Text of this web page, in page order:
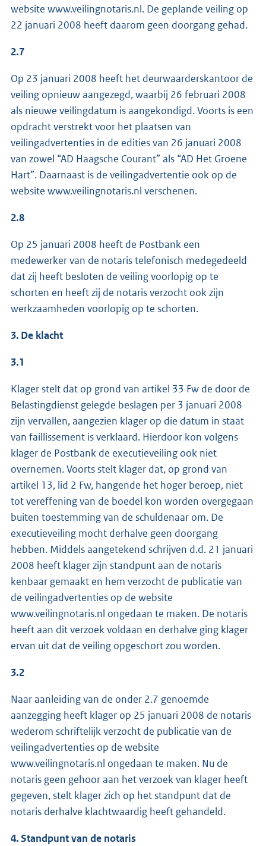
website www.veilingnotaris.nl. De geplande veiling op
22 januari 2008 heeft daarom geen doorgang gehad.
2.7
Op 23 januari 2008 heeft het deurwaarderskantoor de
veiling opnieuw aangezegd, waarbij 26 februari 2008
als nieuwe veilingdatum is aangekondigd. Voorts is een
opdracht verstrekt voor het plaatsen van
veilingadvertenties in de edities van 26 januari 2008
van zowel “AD Haagsche Courant” als “AD Het Groene
Hart”. Daarnaast is de veilingadvertentie ook op de
website www.veilingnotaris.nl verschenen.
2.8
Op 25 januari 2008 heeft de Postbank een
medewerker van de notaris telefonisch medegedeeld
dat zij heeft besloten de veiling voorlopig op te
schorten en heeft zij de notaris verzocht ook zijn
werkzaamheden voorlopig op te schorten.
3. De klacht
3.1
Klager stelt dat op grond van artikel 33 Fw de door de
Belastingdienst gelegde beslagen per 3 januari 2008
zijn vervallen, aangezien klager op die datum in staat
van faillissement is verklaard. Hierdoor kon volgens
klager de Postbank de executieveiling ook niet
overnemen. Voorts stelt klager dat, op grond van
artikel 13, lid 2 Fw, hangende het hoger beroep, niet
tot vereffening van de boedel kon worden overgegaan
buiten toestemming van de schuldenaar om. De
executieveiling mocht derhalve geen doorgang
hebben. Middels aangetekend schrijven d.d. 21 januari
2008 heeft klager zijn standpunt aan de notaris
kenbaar gemaakt en hem verzocht de publicatie van
de veilingadvertenties op de website
www.veilingnotaris.nl ongedaan te maken. De notaris
heeft aan dit verzoek voldaan en derhalve ging klager
ervan uit dat de veiling opgeschort zou worden.
3.2
Naar aanleiding van de onder 2.7 genoemde
aanzegging heeft klager op 25 januari 2008 de notaris
wederom schriftelijk verzocht de publicatie van de
veilingadvertenties op de website
www.veilingnotaris.nl ongedaan te maken. Nu de
notaris geen gehoor aan het verzoek van klager heeft
gegeven, stelt klager zich op het standpunt dat de
notaris derhalve klachtwaardig heeft gehandeld.
4. Standpunt van de notaris